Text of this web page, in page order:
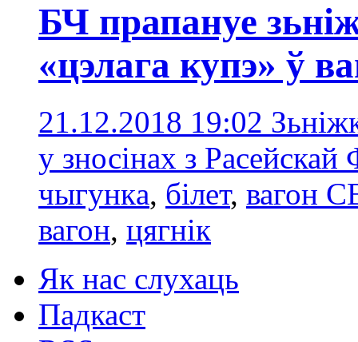
БЧ прапануе
«цэлага купэ» ў
21.12.2018 19:02
у зносінах з
чыгункa, білет, вагон
вагон, цягнік
Як нас слухаць
Падкаст